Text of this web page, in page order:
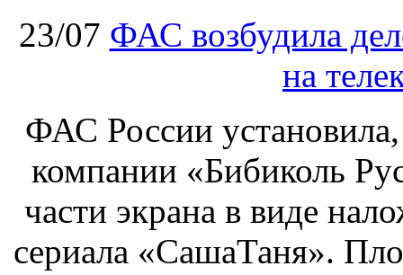
23/07 ФАС возбудила
на
ФАС России установила,
компании «Бибиколь
части экрана в виде
сериала «СашаТаня».